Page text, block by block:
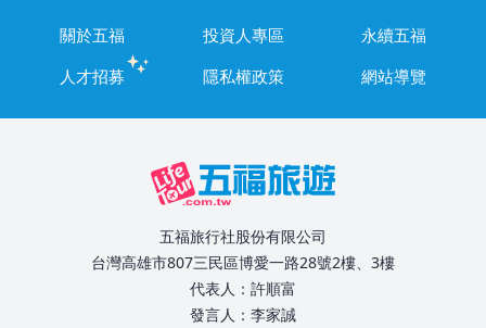
關於五福 投資人專區
永續五福
人才招募
隱私權政策 網站導覽
五福旅行社股份有限公司
台灣高雄市807三民區博愛一路28號2樓、3樓
代表人：許順富
發言人：李家誠